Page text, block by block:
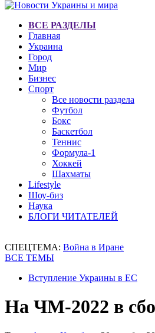
ВСЕ РАЗДЕЛЫ
Главная
Украина
Город
Мир
Бизнес
Спорт
Все новости раздела
Футбол
Бокс
Баскетбол
Теннис
Формула-1
Хоккей
Шахматы
Lifestyle
Шоу-биз
Наука
БЛОГИ ЧИТАТЕЛЕЙ
СПЕЦТЕМА: Война в Иране
ВСЕ ТЕМЫ
Вступление Украины в ЕС
На ЧМ-2022 в